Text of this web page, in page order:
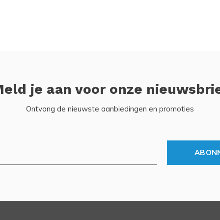
je aan voor onze
Ontvang de nieuwste aanbiedingen en promoties